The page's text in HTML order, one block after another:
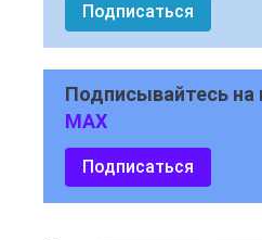
Подписаться
Подписывайтесь на
MAX
Подписаться